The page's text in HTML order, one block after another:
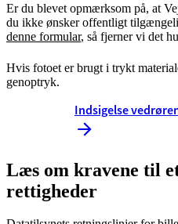
Er du blevet opmærksom på, at
du ikke ønsker offentligt
denne formular, så fjerner vi det
Hvis fotoet er brugt i trykt
genoptryk.
Indsigelse
Læs om kravene til
rettigheder